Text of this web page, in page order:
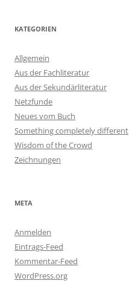
KATEGORIEN
Allgemein
Aus der Fachliteratur
Aus der Sekundärliteratur
Netzfunde
Neues vom Buch
Something completely different
Wisdom of the Crowd
Zeichnungen
META
Anmelden
Eintrags-Feed
Kommentar-Feed
WordPress.org